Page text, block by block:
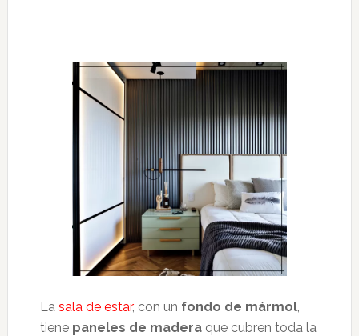
La sala de estar, con un fondo de mármol,
tiene paneles de maderaque cubren toda la